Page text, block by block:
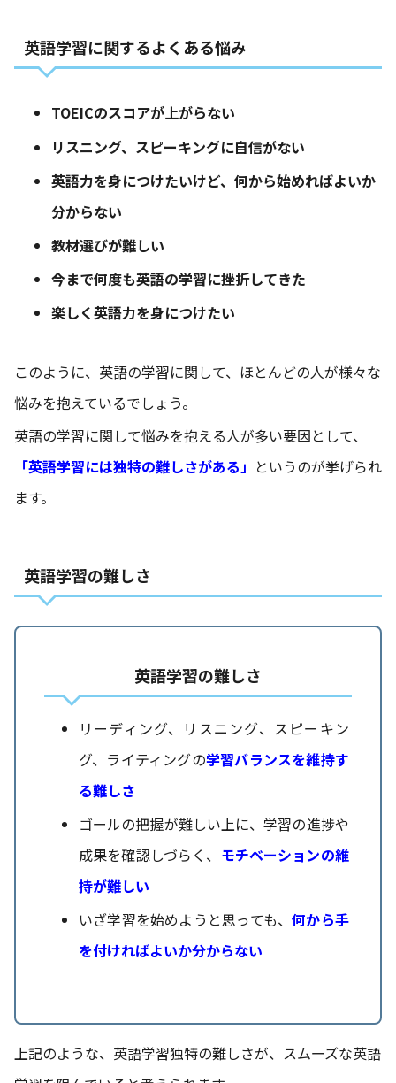
英語学習に関するよくある悩み
TOEICのスコアが上がらない
リスニング、スピーキングに自信がない
英語力を身につけたいけど、何から始めればよいか
分からない
教材選びが難しい
今まで何度も英語の学習に挫折してきた
楽しく英語力を身につけたい
このように、英語の学習に関して、ほとんどの人が様々な
悩みを抱えているでしょう。
英語の学習に関して悩みを抱える人が多い要因として、
「英語学習には独特の難しさがある」 というのが挙げられ
ます。
英語学習の難しさ
英語学習の難しさ
リーディング、リスニング、スピーキン
グ、ライティングの学習バランスを維持す
る難しさ
ゴールの把握が難しい上に、学習の進捗や
成果を確認しづらく、 モチベーションの維
持が難しい
いざ学習を始めようと思っても、何から手
を付ければよいか分からない
上記のような、英語学習独特の難しさが、スムーズな英語